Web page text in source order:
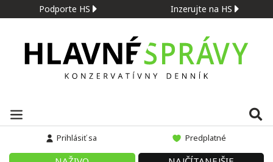
Podporte HS Inzerujte na HS
Prihlásiť sa Predplatné